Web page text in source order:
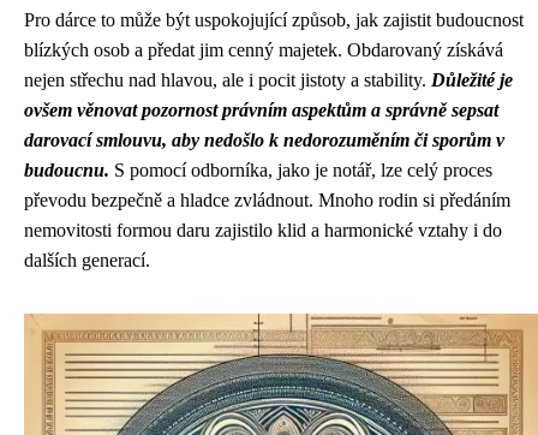
Pro dárce to může být uspokojující způsob, jak zajistit budoucnost
blízkých osob a předat jim cenný majetek. Obdarovaný získává
nejen střechu nad hlavou, ale i pocit jistoty a stability. Důležité je
ovšem věnovat pozornost právním aspektům a správně sepsat
darovací smlouvu, aby nedošlo k nedorozuměním či sporům v
budoucnu. S pomocí odborníka, jako je notář, lze celý proces
převodu bezpečně a hladce zvládnout. Mnoho rodin si předáním
nemovitosti formou daru zajistilo klid a harmonické vztahy i do
dalších generací.